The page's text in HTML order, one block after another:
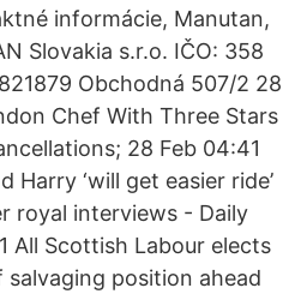
informácie, Manutan,
Slovakia s.r.o. IČO: 358
Obchodná 507/2 28
Chef With Three Stars
28 Feb 04:41
Harry ‘will get easier ride’
royal interviews - Daily
All Scottish Labour elects
position ahead